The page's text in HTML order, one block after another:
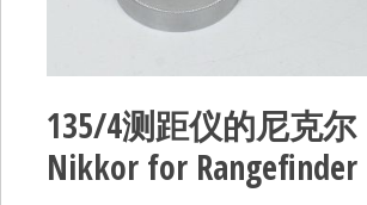
135/4测距仪的尼克尔
Nikkor for Rangefinder